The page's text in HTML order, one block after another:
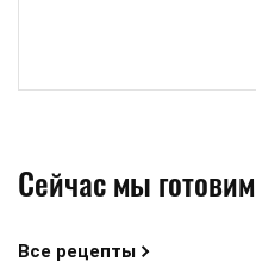
Сейчас мы готовим
Все рецепты